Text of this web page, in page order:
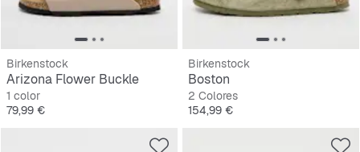
Birkenstock
Arizona Flower Buckle
1 color
Precio
79,99 €
Birkenstock
Boston
2 Colores
Precio
154,99 €